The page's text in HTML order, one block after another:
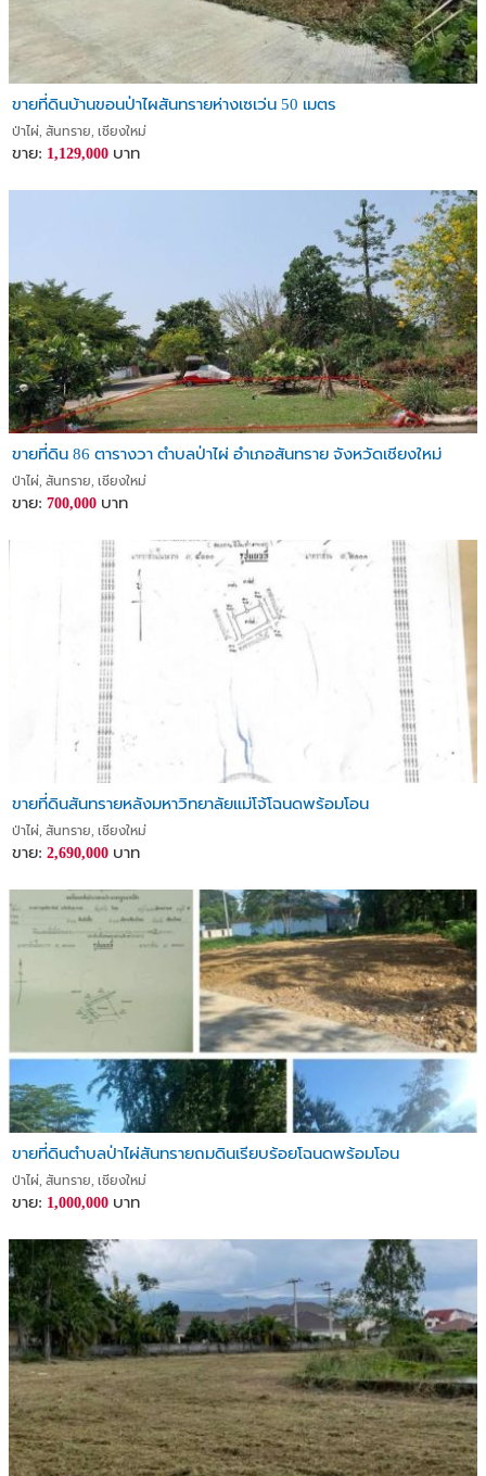
ขายที่ดินบ้านขอนป่าไผสันทรายห่างเซเว่น 50 เมตร
ป่าไผ่, สันทราย, เชียงใหม่
ขาย: 1,129,000 บาท
ขายที่ดิน 86 ตารางวา ตำบลป่าไผ่ อำเภอสันทราย จังหวัดเชียงใหม่
ป่าไผ่, สันทราย, เชียงใหม่
ขาย: 700,000 บาท
ขายที่ดินสันทรายหลังมหาวิทยาลัยแม่โจ้โฉนดพร้อมโอน
ป่าไผ่, สันทราย, เชียงใหม่
ขาย: 2,690,000 บาท
ขายที่ดินตำบลป่าไผ่สันทรายถมดินเรียบร้อยโฉนดพร้อมโอน
ป่าไผ่, สันทราย, เชียงใหม่
ขาย: 1,000,000 บาท